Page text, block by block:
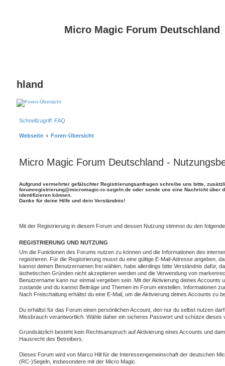
Micro Magic Forum Deutschland
hland
Schnellzugriff FAQ
Webseite Foren-Übersicht
Micro Magic Forum Deutschland -
Aufgrund vermehrter gefälschter Registrierungsanfragen schreibe uns bitte,
forumregistrierung@micromagic-rc-segeln.de oder sende uns eine Nachricht
identifizieren können.
Danke für deine Hilfe und dein Verständnis!
Mit der Registrierung in diesem Forum und dessen Nutzung stimmst du den
REGISTRIERUNG UND NUTZUNG
Um die Funktionen des Forums nutzen zu können und die Informationen des
registrieren. Für die Registrierung musst du eine gültige E-Mail-Adresse angeben,
kannst deinen Benutzernamen frei wählen, habe allerdings bitte Verständnis dafür,
ästhetischen Gründen nicht akzeptieren werden und die Verwendung von
Benutzername kann nur einmal vergeben sein. Mit der Aktivierung deines
zustande und du kannst Beiträge und Themen im Forum einstellen. Informationen
Nach Freischaltung erhältst du eine E-Mail, um die Aktivierung deines Accounts zu
Du erhältst für das Forum einen persönlichen Account, den nur du selbst nutzen
Missbrauch verantwortlich. Wähle daher ein sicheres Passwort und schütze dieses
Grundsätzlich besteht kein Rechtsanspruch auf Aktivierung eines Accounts und
Hausrecht des Betreibers.
Dieses Forum wird von Marco Hill für die Interessengemeinschaft der deutschen
(RC-)Segeln, insbesondere mit der Micro Magic.